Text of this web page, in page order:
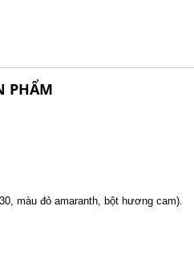
PHẨM
màu đỏ amaranth, bột hương cam).